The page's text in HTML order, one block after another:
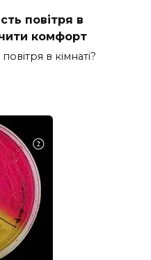
повітря в
комфорт
в кімнаті?